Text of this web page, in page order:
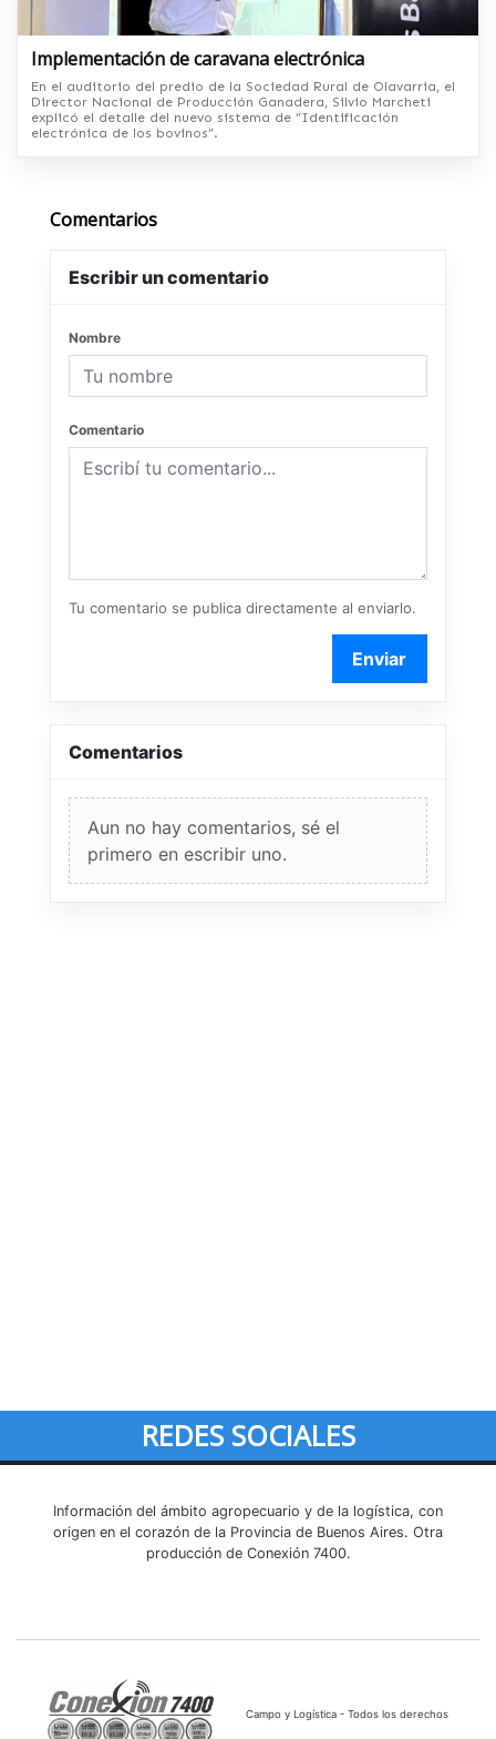
Implementación de caravana electrónica
En el auditorio del predio de la Sociedad Rural de Olavarria, el
Director Nacional de Producción Ganadera, Silvio Marcheti
explicó el detalle del nuevo sistema de “Identificación
electrónica de los bovinos”.
Comentarios
Escribir un comentario
Nombre
Comentario
Tu comentario se publica directamente al enviarlo.
Enviar
Comentarios
Aun no hay comentarios, sé el
primero en escribir uno.
REDES SOCIALES
Información del ámbito agropecuario y de la logística, con
origen en el corazón de la Provincia de Buenos Aires. Otra
producción de Conexión 7400.
Campo y Logística - Todos los derechos